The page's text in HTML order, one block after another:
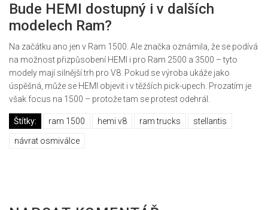
Bude HEMI dostupný i v dalších
modelech Ram?
Na začátku ano jen v Ram 1500. Ale značka oznámila, že se podívá
na možnost přizpůsobení HEMI i pro Ram 2500 a 3500 – tyto
modely mají silnější trh pro V8. Pokud se výroba ukáže jako
úspěšná, může se HEMI objevit i v těžších pick-upech. Prozatím je
však focus na 1500 – protože tam se protest odehrál.
Štítky: ram 1500 hemi v8 ram trucks stellantis
návrat osmiválce